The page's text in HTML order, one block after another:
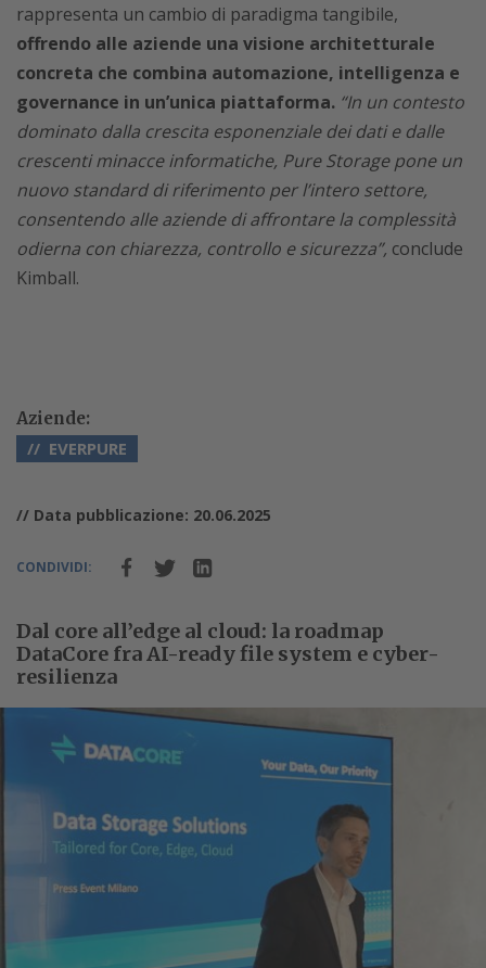
rappresenta un cambio di paradigma tangibile,
offrendo alle aziende una visione architetturale
concreta che combina automazione, intelligenza e
governance in un’unica piattaforma. “In un contesto
dominato dalla crescita esponenziale dei dati e dalle
crescenti minacce informatiche, Pure Storage pone un
nuovo standard di riferimento per l’intero settore,
consentendo alle aziende di affrontare la complessità
odierna con chiarezza, controllo e sicurezza”, conclude
Kimball.
Aziende:
EVERPURE
// Data pubblicazione: 20.06.2025
CONDIVIDI:
Dal core all’edge al cloud: la roadmap
DataCore fra AI-ready file system e cyber-
resilienza